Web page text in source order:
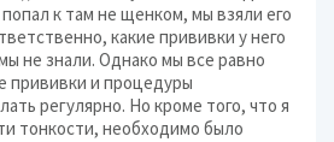
к там не щенком, мы взяли его
какие прививки у него
не знали. Однако мы все равно
прививки и процедуры
регулярно. Но кроме того, что я
тонкости, необходимо было